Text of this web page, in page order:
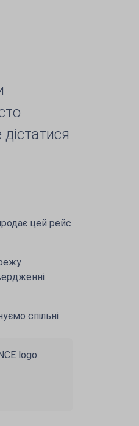
цей рейс
спільні